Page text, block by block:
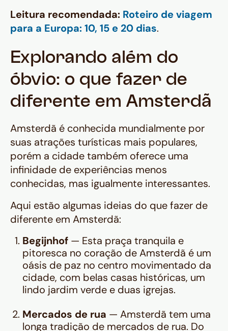
Leitura recomendada: Roteiro de viagem
para a Europa: 10, 15 e 20 dias.
Explorando além do
óbvio: o que fazer de
diferente em Amsterdã
Amsterdã é conhecida mundialmente por
suas atrações turísticas mais populares,
porém a cidade também oferece uma
infinidade de experiências menos
conhecidas, mas igualmente interessantes.
Aqui estão algumas ideias do que fazer de
diferente em Amsterdã:
Begijnhof — Esta praça tranquila e
pitoresca no coração de Amsterdã é um
oásis de paz no centro movimentado da
cidade, com belas casas históricas, um
lindo jardim verde e duas igrejas.
Mercados de rua — Amsterdã tem uma
longa tradição de mercados de rua. Do